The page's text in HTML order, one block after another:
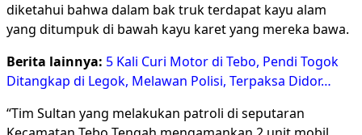
diketahui bahwa dalam bak truk terdapat kayu alam
yang ditumpuk di bawah kayu karet yang mereka bawa.
Berita lainnya: 5 Kali Curi Motor di Tebo, Pendi Togok
Ditangkap di Legok, Melawan Polisi, Terpaksa Didor…
“Tim Sultan yang melakukan patroli di seputaran